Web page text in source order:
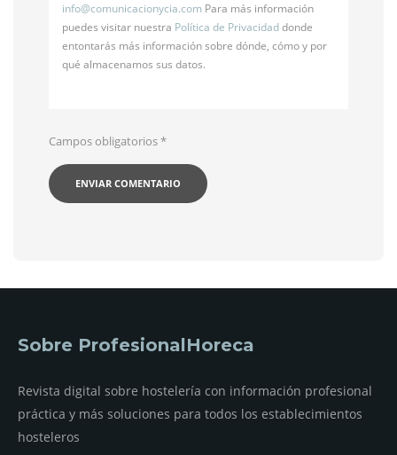
info@comunicacionycia.com Para más información
puedes visitar nuestra Política de Privacidaddonde
entontarás más información sobre dónde, cómo y por
qué almacenamos sus datos.
Campos obligatorios*
Sobre ProfesionalHoreca
Revista digital sobre hostelería con información profesional
práctica y más soluciones para todos los establecimientos
hosteleros